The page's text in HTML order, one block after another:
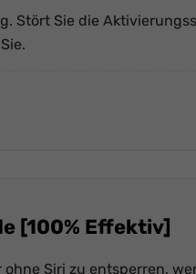
Stört Sie die
[100% Effektiv]
Siri zu entsperren,